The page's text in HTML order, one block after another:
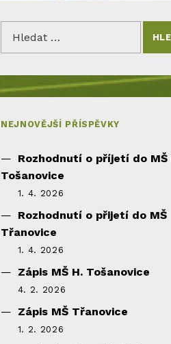
Vyhledávání
NEJNOVĚJŠÍ PŘÍSPĚVKY
Rozhodnutí o příjetí do MŠ
Tošanovice
1. 4. 2026
Rozhodnutí o přijetí do MŠ
Třanovice
1. 4. 2026
Zápis MŠ H. Tošanovice
4. 2. 2026
Zápis MŠ Třanovice
1. 2. 2026